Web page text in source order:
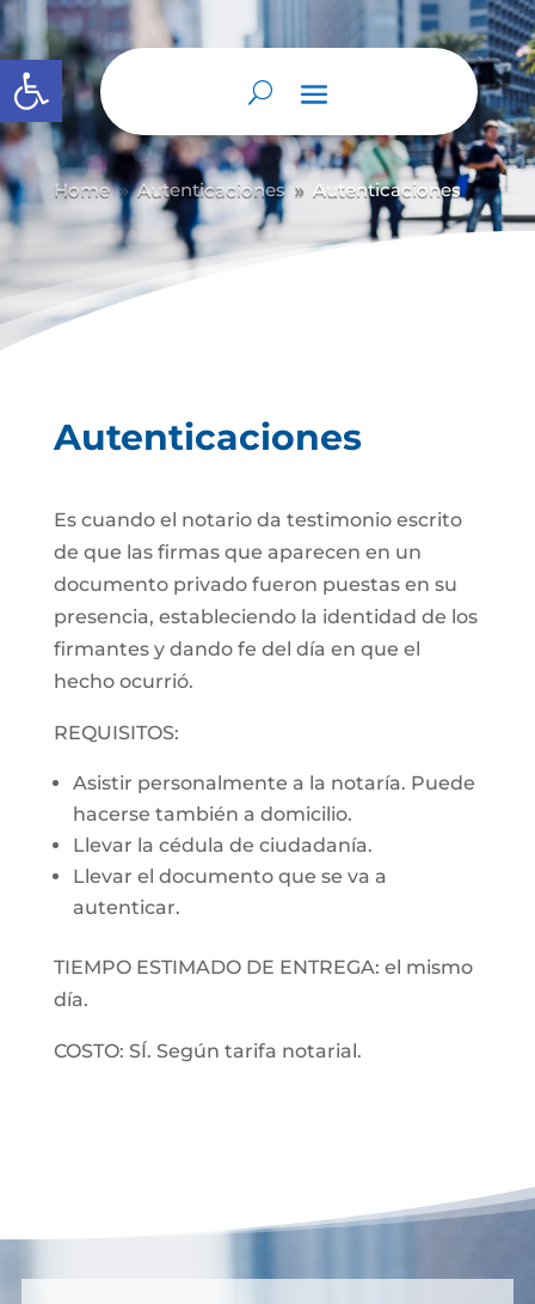
Abrir barra de herramientas
Home 9 Autenticaciones 9 Autenticaciones
Autenticaciones
Es cuando el notario da testimonio escrito
de que las firmas que aparecen en un
documento privado fueron puestas en su
presencia, estableciendo la identidad de los
firmantes y dando fe del día en que el
hecho ocurrió.
REQUISITOS:
Asistir personalmente a la notaría. Puede
hacerse también a domicilio.
Llevar la cédula de ciudadanía.
Llevar el documento que se va a
autenticar.
TIEMPO ESTIMADO DE ENTREGA: el mismo
día.
COSTO: SÍ. Según tarifa notarial.